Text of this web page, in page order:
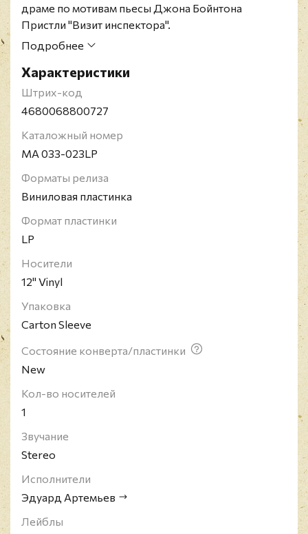
драме по мотивам пьесы Джона Бойнтона
Пристли "Визит инспектора".
Лимитированное в 600 копий нумерованное
Эдуард Николаевич Артемьев - советский и
российский композитор. Народный артист
Российской Федерации (1999). Четырёхкратный
Федерации (1993, 1995, 1999, 2017). Лауреат
Государственной премии РСФСР (1988). Широко
известен как автор музыки к фильмам Андрея
Тарковского, Никиты Михалкова и Андрея
Подробнее
Характеристики
Штрих-код
4680068800727
Каталожный номер
MA 033-023LP
Форматы релиза
Виниловая пластинка
Формат пластинки
LP
Носители
12" Vinyl
Упаковка
Carton Sleeve
Состояние конверта/пластинки
New
Кол-во носителей
1
Звучание
Stereo
Исполнители
Эдуард Артемьев
Лейблы